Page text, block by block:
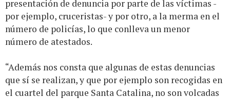
presentación de denuncia por parte de las víctimas -
por ejemplo, cruceristas- y por otro, a la merma en el
número de policías, lo que conlleva un menor
número de atestados.
“Además nos consta que algunas de estas denuncias
que sí se realizan, y que por ejemplo son recogidas en
el cuartel del parque Santa Catalina, no son volcadas